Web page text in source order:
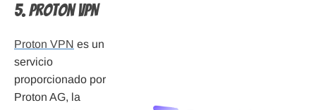
5. Proton VPN
Proton VPN es un
servicio
proporcionado por
Proton AG, la